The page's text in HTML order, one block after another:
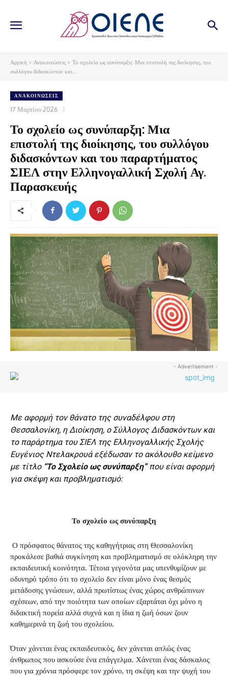
Αρχική Ανακοινώσεις
Το σχολείο ως συνύπαρξη: Μια επιστολή της διοίκησης, του
συλλόγου διδασκόντων και...
ΑΝΑΚΟΙΝΏΣΕΙΣ
17 Μαρτίου 2026
Το σχολείο ως συνύπαρξη: Μια
επιστολή της διοίκησης, του συλλόγου
διδασκόντων και του παραρτήματος
ΣΙΕΛ στην Ελληνογαλλική Σχολή Αγ.
Παρασκευής
- Advertisement -
Με αφορμή τον θάνατο της συναδέλφου στη
Θεσσαλονίκη, η Διοίκηση, ο Σύλλογος Διδασκόντων και
το παράρτημα του ΣΙΕΛ της Ελληνογαλλικής Σχολής
Ευγένιος Ντελακρουά εξέδωσαν το ακόλουθο κείμενο
με τίτλο “Το Σχολείο ως συνύπαρξη”που είναι αφορμή
για σκέψη και προβληματισμό:
Το σχολείο ως συνύπαρξη
Ο πρόσφατος θάνατος της καθηγήτριας στη Θεσσαλονίκη
προκάλεσε βαθιά συγκίνηση και προβληματισμό σε ολόκληρη την
εκπαιδευτική κοινότητα. Τέτοια γεγονότα μας υπενθυμίζουν με
οδυνηρό τρόπο ότι το σχολείο δεν είναι μόνο ένας θεσμός
μετάδοσης γνώσεων, αλλά πρωτίστως ένας χώρος ανθρώπινων
σχέσεων, από την ποιότητα των οποίων εξαρτάται όχι μόνο η
διδακτική πορεία αλλά συχνά και η ίδια η ζωή όσων ζουν
καθημερινά τη ζωή του σχολείου.
Όταν χάνεται ένας εκπαιδευτικός, δεν χάνεται απλώς ένας
άνθρωπος που ασκούσε ένα επάγγελμα. Χάνεται ένας δάσκαλος
που για χρόνια πρόσφερε τον χρόνο, τη σκέψη και την ψυχή του